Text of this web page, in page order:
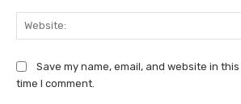
Save my name, email, and website in
time I comment.